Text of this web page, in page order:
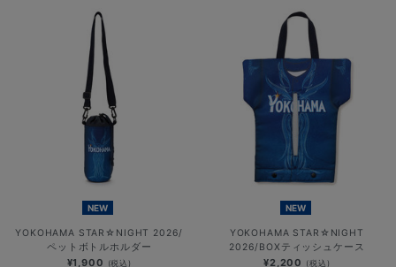
NEW
YOKOHAMA STAR☆NIGHT 2026/
ペットボトルホルダー
¥1,900 (税込)
NEW
YOKOHAMA STAR☆NIGHT
2026/BOXティッシュケース
¥2,200 (税込)